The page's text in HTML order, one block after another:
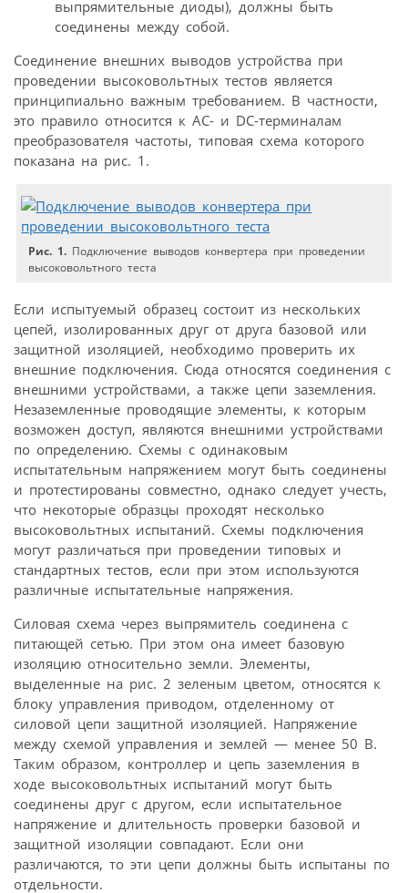
выпрямительные диоды), должны быть
соединены между собой.
Соединение внешних выводов устройства при
проведении высоковольтных тестов является
принципиально важным требованием. В частности,
это правило относится к AC- и DC-терминалам
преобразователя частоты, типовая схема которого
показана на рис. 1.
Рис. 1. Подключение выводов конвертера при проведении
высоковольтного теста
Если испытуемый образец состоит из нескольких
цепей, изолированных друг от друга базовой или
защитной изоляцией, необходимо проверить их
внешние подключения. Сюда относятся соединения с
внешними устройствами, а также цепи заземления.
Незаземленные проводящие элементы, к которым
возможен доступ, являются внешними устройствами
по определению. Схемы с одинаковым
испытательным напряжением могут быть соединены
и протестированы совместно, однако следует учесть,
что некоторые образцы проходят несколько
высоковольтных испытаний. Схемы подключения
могут различаться при проведении типовых и
стандартных тестов, если при этом используются
различные испытательные напряжения.
Силовая схема через выпрямитель соединена с
питающей сетью. При этом она имеет базовую
изоляцию относительно земли. Элементы,
выделенные на рис. 2 зеленым цветом, относятся к
блоку управления приводом, отделенному от
силовой цепи защитной изоляцией. Напряжение
между схемой управления и землей — менее 50 В.
Таким образом, контроллер и цепь заземления в
ходе высоковольтных испытаний могут быть
соединены друг с другом, если испытательное
напряжение и длительность проверки базовой и
защитной изоляции совпадают. Если они
различаются, то эти цепи должны быть испытаны по
отдельности.